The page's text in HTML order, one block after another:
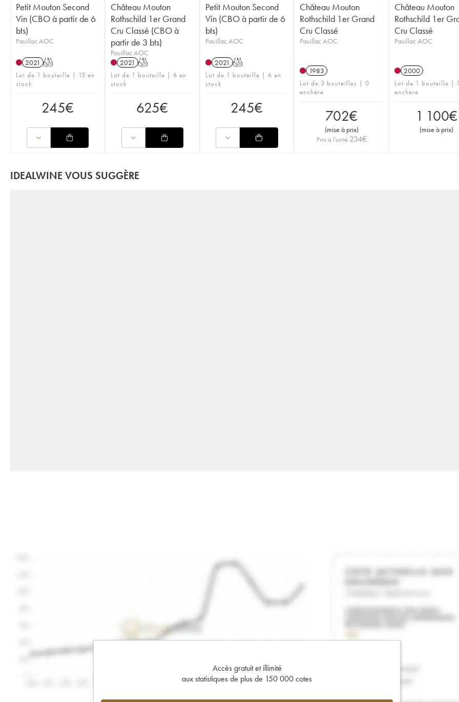
Petit Mouton Second
Vin (CBO à partir de 6
bts)
Pauillac AOC
2021 T
Lot de 1 bouteille | 15 en
stock
245€
Château Mouton
Rothschild 1er Grand
Cru Classé (CBO à
partir de 3 bts)
Pauillac AOC
2021 T
Lot de 1 bouteille | 6 en
stock
625€
Petit Mouton Second
Vin (CBO à partir de 6
bts)
Pauillac AOC
2021 T
Lot de 1 bouteille | 6 en
stock
245€
Château Mouton
Rothschild 1er Grand
Cru Classé
Pauillac AOC
1983
Lot de 3 bouteilles | 0
enchère
702€
(mise à prix)
Prix à l'unité 234€
Château Mouton
Rothschild 1er
Cru Classé
Pauillac AOC
2000
Lot de 1 bouteille |
enchère
1 100€
(mise à prix)
IDEALWINE VOUS SUGGÈRE
Accès gratuit et illimité
aux statistiques de plus de 150 000 cotes